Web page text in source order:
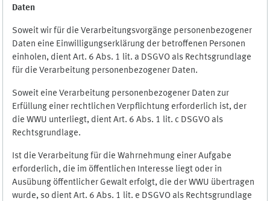
Daten
Soweit wir für die Verarbeitungsvorgänge personenbezogener
Daten eine Einwilligungserklärung der betroffenen Personen
einholen, dient Art. 6 Abs. 1 lit. a DSGVO als Rechtsgrundlage
für die Verarbeitung personenbezogener Daten.
Soweit eine Verarbeitung personenbezogener Daten zur
Erfüllung einer rechtlichen Verpflichtung erforderlich ist, der
die WWU unterliegt, dient Art. 6 Abs. 1 lit. c DSGVO als
Rechtsgrundlage.
Ist die Verarbeitung für die Wahrnehmung einer Aufgabe
erforderlich, die im öffentlichen Interesse liegt oder in
Ausübung öffentlicher Gewalt erfolgt, die der WWU übertragen
wurde, so dient Art. 6 Abs. 1 lit. e DSGVO als Rechtsgrundlage